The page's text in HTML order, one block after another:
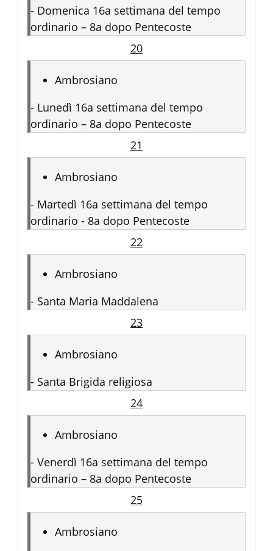
- Domenica 16a settimana del tempo
ordinario – 8a dopo Pentecoste
20
Ambrosiano
- Lunedì 16a settimana del tempo
ordinario – 8a dopo Pentecoste
21
Ambrosiano
- Martedì 16a settimana del tempo
ordinario - 8a dopo Pentecoste
22
Ambrosiano
- Santa Maria Maddalena
23
Ambrosiano
- Santa Brigida religiosa
24
Ambrosiano
- Venerdì 16a settimana del tempo
ordinario – 8a dopo Pentecoste
25
Ambrosiano